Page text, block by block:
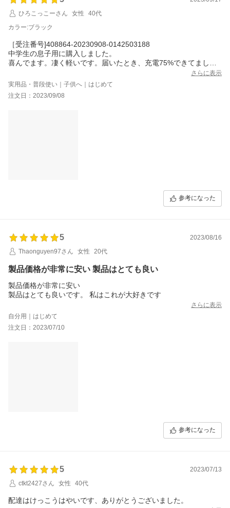
ひろこっこーさん
女性
40代
カラー:ブラック
［受注番号]408864-20230908-0142503188
中学生の息子用に購入しました。
喜んでます。凄く軽いです。届いたとき、充電75%できてまし
さらに表示
実用品・普段使い｜子供へ｜はじめて
注文日：2023/09/08
参考になった
5
2023/08/16
Thaonguyen97さん
女性 20代
製品価格が非常に安い 製品はとても良い
製品価格が非常に安い
製品はとても良いです。 私はこれが大好きです
さらに表示
自分用｜はじめて
注文日：2023/07/10
参考になった
5
2023/07/13
ctkt2427さん
女性 40代
配達はけっこうはやいです、ありがとうございました。